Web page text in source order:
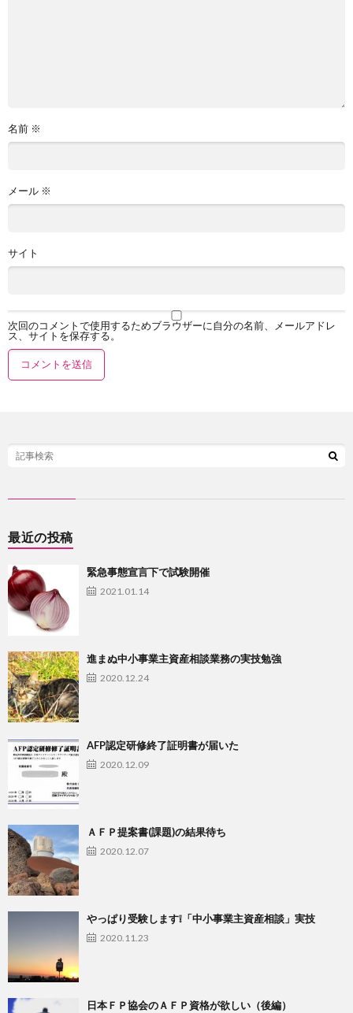
名前 ※
メール ※
サイト
次回のコメントで使用するためブラウザーに自分の名前、メールアドレ
ス、サイトを保存する。
最近の投稿
緊急事態宣言下で試験開催
2021.01.14
進まぬ中小事業主資産相談業務の実技勉強
2020.12.24
AFP認定研修終了証明書が届いた
2020.12.09
ＡＦＰ提案書(課題)の結果待ち
2020.12.07
やっぱり受験します❕「中小事業主資産相談」実技
2020.11.23
日本ＦＰ協会のＡＦＰ資格が欲しい（後編）